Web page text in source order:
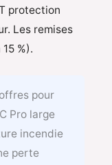
protection
Les remises
%).
pour
Pro large
incendie
perte